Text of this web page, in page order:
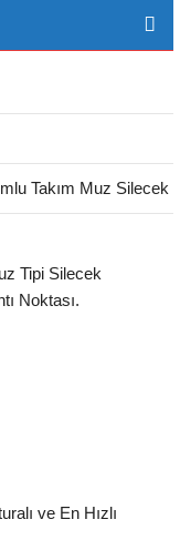
Takım Muz Silecek
Tipi Silecek
Noktası.
ve En Hızlı